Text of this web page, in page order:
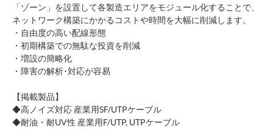
「ゾーン」を設置して各製造エリアをモジュール化することで、
ネットワーク構築にかかるコストや時間を大幅に削減します。
・自由度の高い配線形態
・初期構築での無駄な投資を削減
・増設の簡略化
・障害の解析･対応が容易
【掲載製品】
◆高ノイズ対応 産業用SF/UTPケーブル
◆耐油・耐UV性 産業用F/UTP, UTPケーブル